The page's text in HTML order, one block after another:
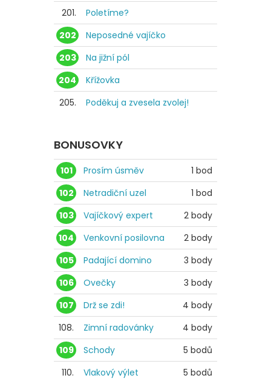
201.
Poletíme?
202
Neposedné vajíčko
203
Na jižní pól
204
Křížovka
205.
Poděkuj a zvesela zvolej!
BONUSOVKY
101 Prosím úsměv
1 bod
102
Netradiční uzel
1 bod
103
Vajíčkový expert
2 body
104
Venkovní posilovna
2 body
105
Padající domino
3 body
106
Ovečky
3 body
107
Drž se zdi!
4 body
108.
Zimní radovánky
4 body
109
Schody
5 bodů
110.
Vlakový výlet 5 bodů